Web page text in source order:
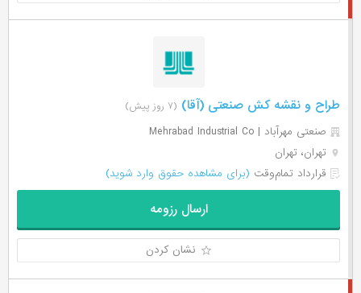
طراح و نقشه کش صنعتی (آقا) (۷ روز پیش)
صنعتی مهرآباد | Mehrabad Industrial Co
تهران، تهران
قرارداد تمام‌وقت (برای مشاهده حقوق وارد شوید)
ارسال رزومه
نشان کردن